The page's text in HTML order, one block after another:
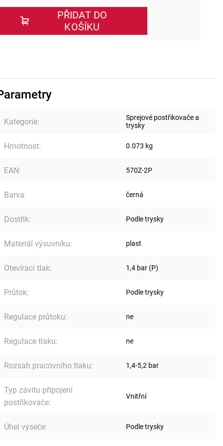
PŘIDAT DO
KOŠÍKU
Kategorie:
Sprejové postřikovače a
trysky
Hmotnost: 0.073 kg
EAN: 570Z-2P
Barva: černá
Dostřik: Podle trysky
Materiál výsuvníku: plast
Otevírací tlak: 1,4 bar (P)
Průtok: Podle trysky
Regulace průtoku: ne
Regulace tlaku: ne
Rozsah pracovního tlaku: 1,4-5,2 bar
Typ závitu připojení
postřikovače:
Vnitřní
Úhel výseče: Podle trysky